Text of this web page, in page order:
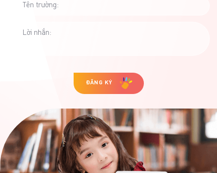
Tên trường:
Lời nhắn:
ĐĂNG KÝ